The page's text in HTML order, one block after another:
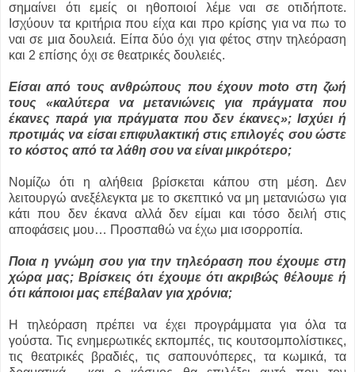
σημαίνει ότι εμείς οι ηθοποιοί λέμε ναι σε οτιδήποτε.
Ισχύουν τα κριτήρια που είχα και προ κρίσης για να πω το
ναι σε μια δουλειά. Είπα δύο όχι για φέτος στην τηλεόραση
και 2 επίσης όχι σε θεατρικές δουλειές.
Είσαι από τους ανθρώπους που έχουν moto στη ζωή
τους «καλύτερα να μετανιώνεις για πράγματα που
έκανες παρά για πράγματα που δεν έκανες»; Ισχύει ή
προτιμάς να είσαι επιφυλακτική στις επιλογές σου ώστε
το κόστος από τα λάθη σου να είναι μικρότερο;
Νομίζω ότι η αλήθεια βρίσκεται κάπου στη μέση. Δεν
λειτουργώ ανεξέλεγκτα με το σκεπτικό να μη μετανιώσω για
κάτι που δεν έκανα αλλά δεν είμαι και τόσο δειλή στις
αποφάσεις μου… Προσπαθώ να έχω μια ισορροπία.
Ποια η γνώμη σου για την τηλεόραση που έχουμε στη
χώρα μας; Βρίσκεις ότι έχουμε ότι ακριβώς θέλουμε ή
ότι κάποιοι μας επέβαλαν για χρόνια;
Η τηλεόραση πρέπει να έχει προγράμματα για όλα τα
γούστα. Τις ενημερωτικές εκπομπές, τις κουτσομπολίστικες,
τις θεατρικές βραδιές, τις σαπουνόπερες, τα κωμικά, τα